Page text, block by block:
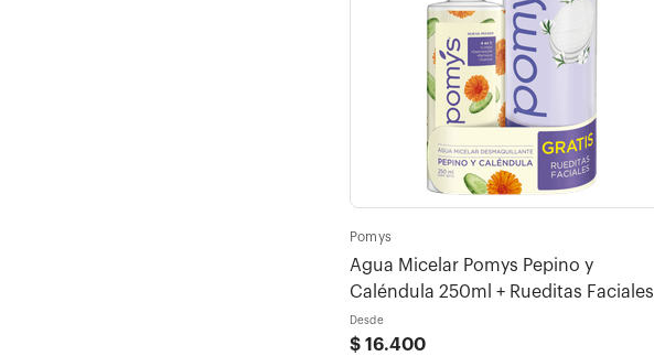
Pomys
Agua Micelar Pomys Pepino y
Caléndula 250ml + Rueditas Faciales
Original x 60u
Desde
$ 16.400